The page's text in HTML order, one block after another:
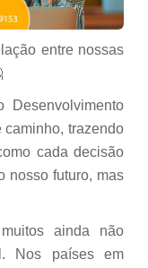
entre nossas
Desenvolvimento
caminho, trazendo
cada decisão
nosso futuro, mas
ainda não
Nos países em